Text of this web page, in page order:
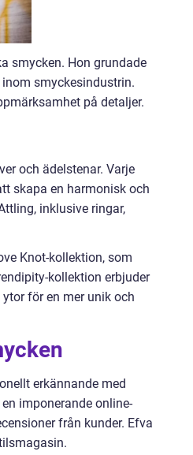
smycken. Hon grundade
smyckesindustrin.
på detaljer.
och ädelstenar. Varje
skapa en harmonisk och
inklusive ringar,
Knot-kollektion, som
kollektion erbjuder
för en mer unik och
erkännande med
imponerande online-
från kunder. Efva